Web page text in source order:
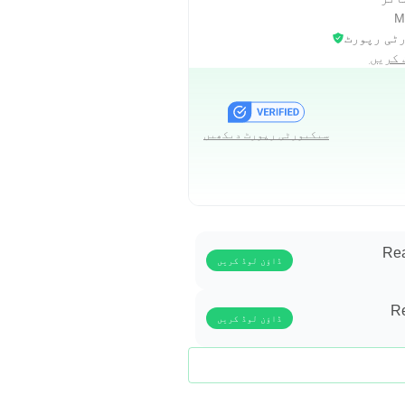
رپورٹ
کریں
سیکیورٹی رپورٹ دیکھیں
ڈاؤن لوڈ کریں
ڈاؤن لوڈ کریں